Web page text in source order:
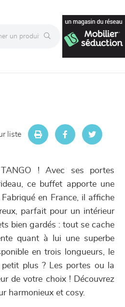
liste
! Avec ses portes
ce buffet apporte une
en France, il affiche
parfait pour un intérieur
bien gardés : tout se cache
quant à lui une superbe
en trois longueurs, le
petit plus ? Les portes ou la
de votre choix ! Découvrez
harmonieux et cosy.